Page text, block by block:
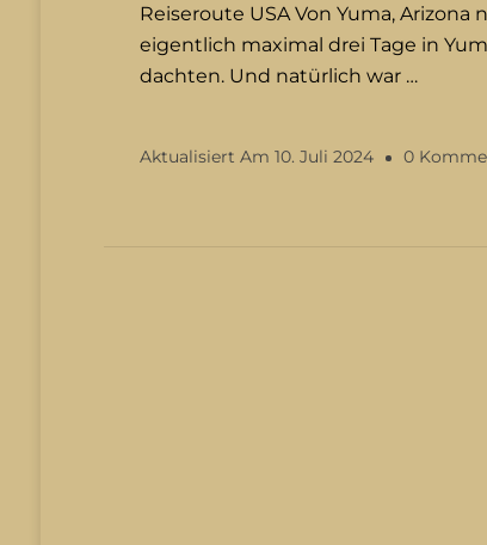
Reiseroute USA Von Yuma,
eigentlich maximal drei Tage in
dachten. Und natürlich war …
Aktualisiert Am 10. Juli 2024 0